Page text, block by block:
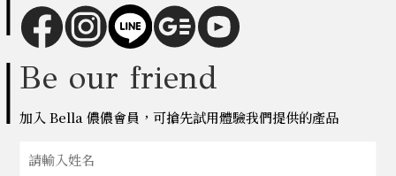
Be our friend
加入 Bella 儂儂會員，可搶先試用體驗我們提供的產品